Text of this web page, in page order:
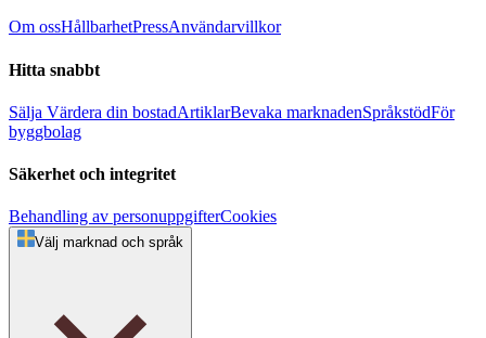
Om ossHållbarhetPressAnvändarvillkor
Hitta snabbt
Sälja Värdera din bostadArtiklarBevaka marknadenSpråkstödFör
byggbolag
Säkerhet och integritet
Behandling av personuppgifterCookies
Välj marknad och språk